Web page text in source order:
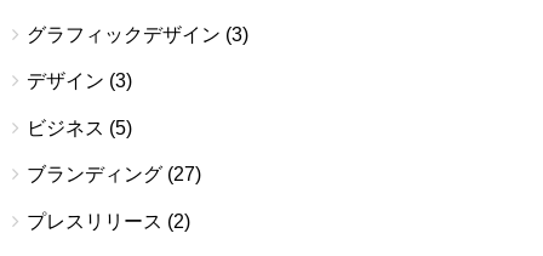
グラフィックデザイン (3)
デザイン (3)
ビジネス (5)
ブランディング (27)
プレスリリース (2)